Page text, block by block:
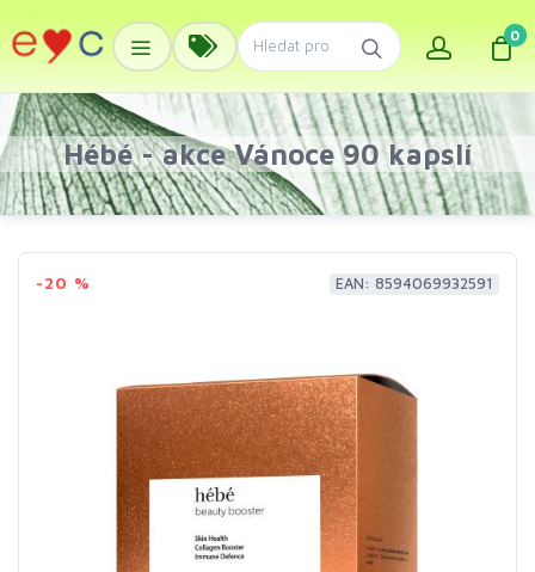
0
Hébé - akce Vánoce 90 kapslí
-20 % EAN: 8594069932591